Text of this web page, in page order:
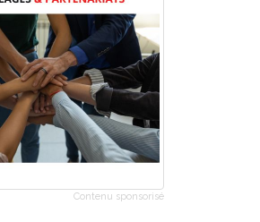
Contenu sponsorisé